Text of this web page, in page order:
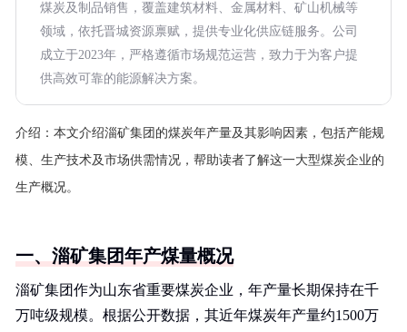
煤炭及制品销售，覆盖建筑材料、金属材料、矿山机械等
领域，依托晋城资源禀赋，提供专业化供应链服务。公司
成立于2023年，严格遵循市场规范运营，致力于为客户提
供高效可靠的能源解决方案。
介绍： 本文介绍淄矿集团的煤炭年产量及其影响因素，包括产能规
模、生产技术及市场供需情况，帮助读者了解这一大型煤炭企业的
生产概况。
一、淄矿集团年产煤量概况
淄矿集团作为山东省重要煤炭企业，年产量长期保持在千
万吨级规模。根据公开数据，其近年煤炭年产量约1500万